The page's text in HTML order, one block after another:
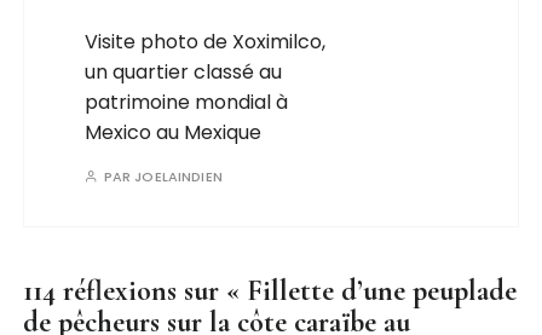
Visite photo de Xoximilco,
un quartier classé au
patrimoine mondial à
Mexico au Mexique
PAR JOELAINDIEN
114 réflexions sur « Fillette d’une peuplade
de pêcheurs sur la côte caraïbe au